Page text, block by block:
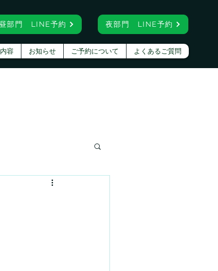
部門 LINE予約 夜部門 LINE予約
容 お知らせ ご予約について よくあるご質問